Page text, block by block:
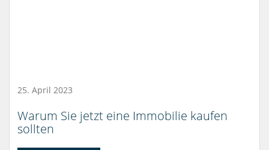
25. April 2023
Warum Sie jetzt eine Immobilie kaufen
sollten